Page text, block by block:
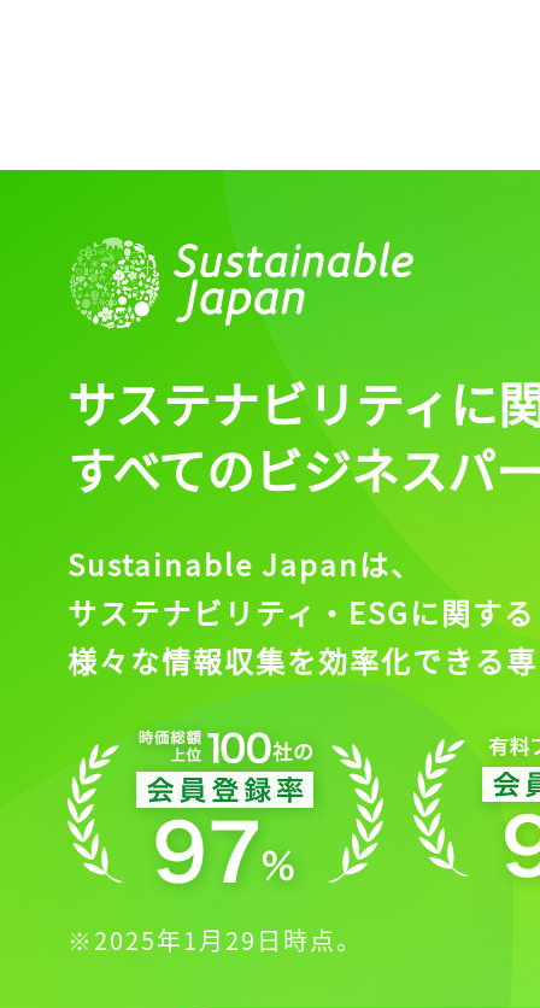
会員登録
サステナビリティに
すべてのビジネスパ
Sustainable Japanは、
サステナビリティ・ESGに関する
様々な情報収集を効率化できる
※2025年1月29日時点。